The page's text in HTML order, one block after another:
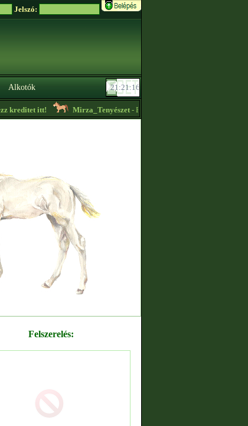
Jelszó:
Alkotók
itt! Mirza_Tenyészet- Eladó keverék mén! Seb 666 jarm
Felszerelés: